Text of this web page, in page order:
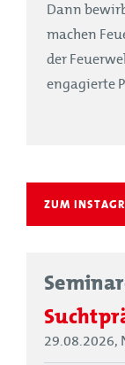
Dann
machen
der
engagierte
ZUM
29.08.2026,